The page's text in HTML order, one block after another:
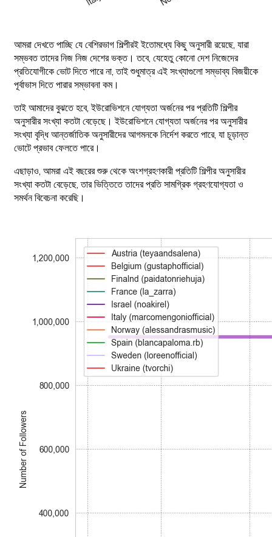
আমরা দেখতে পাচ্ছি যে বেশিরভাগ শিল্পীরই ইতোমধ্যে কিছু অনুসারী রয়েছে, যারা
সম্ভবত তাদের নিজ নিজ দেশের ভক্ত। তবে, যেহেতু কোনো দেশ নিজেদের
প্রতিযোগীকে ভোট দিতে পারে না, তাই শুধুমাত্র এই সংখ্যাগুলো সম্ভাব্য বিজয়ীকে
পূর্বাভাস দিতে পারার সম্ভাবনা কম।
তাই আমাদের বুঝতে হবে, ইউরোভিশনে যোগ্যতা অর্জনের পর প্রতিটি শিল্পীর
অনুসারীর সংখ্যা কতটা বেড়েছে। ইউরোভিশনে যোগ্যতা অর্জনের পর অনুসারীর
সংখ্যা বৃদ্ধি আন্তর্জাতিক অনুসারীদের আগমনকে নির্দেশ করতে পারে, যা চূড়ান্ত
ভোটে প্রভাব ফেলতে পারে।
এছাড়াও, আমরা এই বছরের শুরু থেকে অংশগ্রহণকারী প্রতিটি শিল্পীর অনুসারীর
সংখ্যা কতটা বেড়েছে, তার ভিত্তিতে তাদের প্রতি সামগ্রিক গ্রহণযোগ্যতা ও
সমর্থন বিবেচনা করেছি।